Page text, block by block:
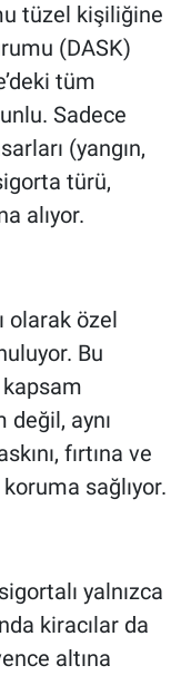
tüzel kişiliğine
(DASK)
tüm
Sadece
(yangın,
türü,
alıyor.
olarak özel
Bu
değil, aynı
fırtına ve
sağlıyor.
yalnızca
kiracılar da
altına